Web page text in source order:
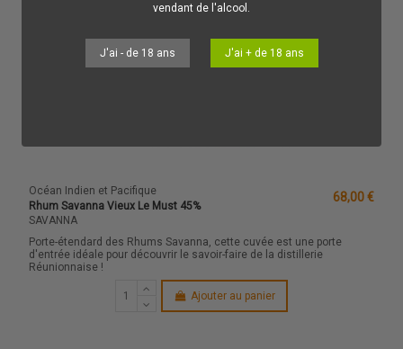
vendant de l'alcool.
J'ai - de 18 ans J'ai + de 18 ans
Océan Indien et Pacifique
Rhum Savanna Vieux Le Must 45%
SAVANNA
68,00 €
Porte-étendard des Rhums Savanna, cette cuvée est une porte
d'entrée idéale pour découvrir le savoir-faire de la distillerie
Réunionnaise !
Ajouter au panier